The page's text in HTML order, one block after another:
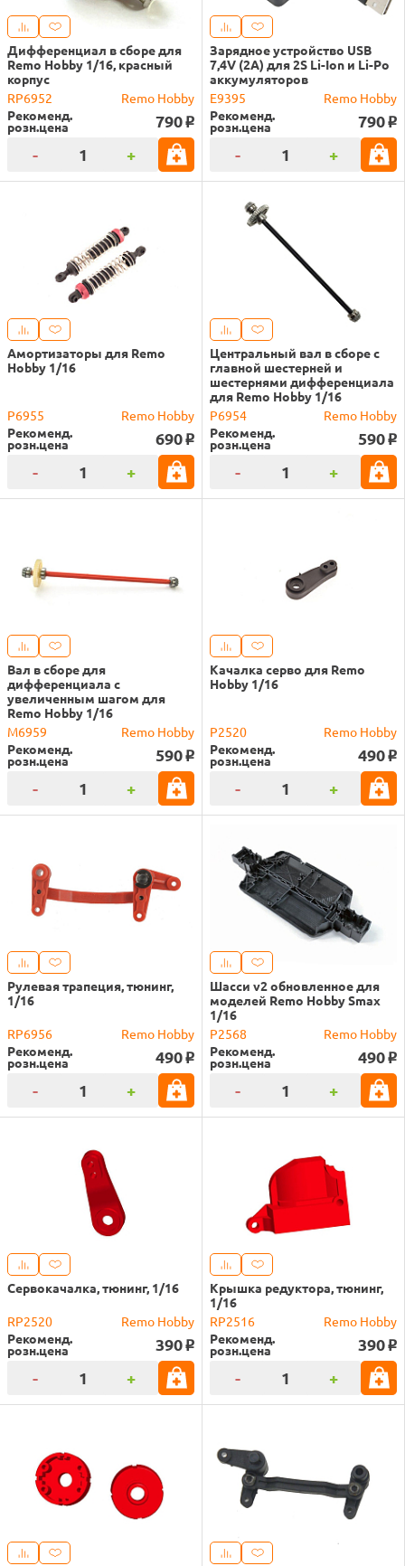
Дифференциал в сборе для
Remo Hobby 1/16, красный
корпус
RP6952
Remo Hobby
Рекоменд.
розн.цена 790 o
- +
Зарядное устройство USB
7,4V (2А) для 2S Li-Ion и Li-Po
аккумуляторов
E9395
Remo Hobby
Рекоменд.
розн.цена 790 o
- +
Амортизаторы для Remo
Hobby 1/16
P6955
Remo Hobby
Рекоменд.
розн.цена 690 o
- +
Центральный вал в сборе с
главной шестерней и
шестернями дифференциала
для Remo Hobby 1/16
P6954
Remo Hobby
Рекоменд.
розн.цена 590 o
- +
Вал в сборе для
дифференциала с
увеличенным шагом для
Remo Hobby 1/16
M6959
Remo Hobby
Рекоменд.
розн.цена 590 o
- +
Качалка серво для Remo
Hobby 1/16
P2520
Remo Hobby
Рекоменд.
розн.цена 490 o
- +
Рулевая трапеция, тюнинг,
1/16
RP6956
Remo Hobby
Рекоменд.
розн.цена 490 o
- +
Шасси v2 обновленное для
моделей Remo Hobby Smax
1/16
P2568
Remo Hobby
Рекоменд.
розн.цена 490 o
- +
Сервокачалка, тюнинг, 1/16
RP2520
Remo Hobby
Рекоменд.
розн.цена 390 o
- +
Крышка редуктора, тюнинг,
1/16
RP2516
Remo Hobby
Рекоменд.
розн.цена 390 o
- +